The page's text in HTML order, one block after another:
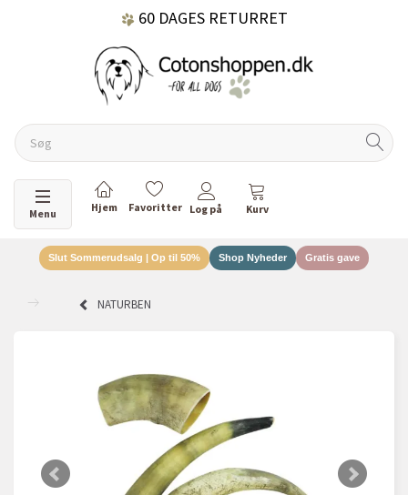
60 DAGES RETURRET
Skifte navigation
Menu
Slut Sommerudsalg | Op til 50% Shop Nyheder Gratis gave
NATURBEN